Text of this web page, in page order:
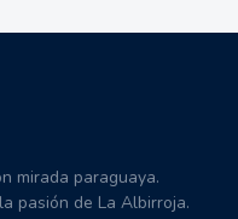
mirada paraguaya.
pasión de La Albirroja.